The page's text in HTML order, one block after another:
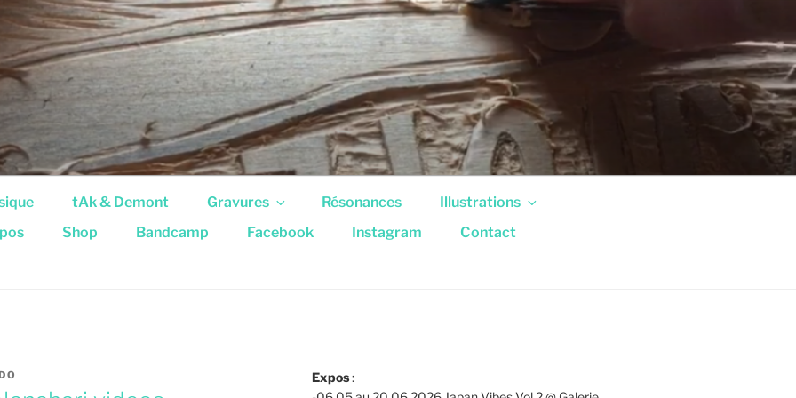
tAk & Demont Gravures Résonances
Illustrations
Shop Bandcamp Facebook Instagram
Contact
Expos: